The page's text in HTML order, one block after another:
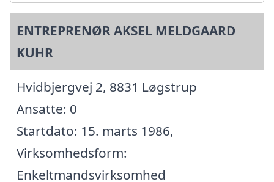
ENTREPRENØR AKSEL MELDGAARD
KUHR
Hvidbjergvej 2, 8831 Løgstrup
Ansatte: 0
Startdato: 15. marts 1986,
Virksomhedsform:
Enkeltmandsvirksomhed